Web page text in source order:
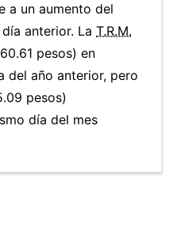
a un aumento del
anterior. La T.R.M.
pesos) en
del año anterior, pero
pesos)
día del mes